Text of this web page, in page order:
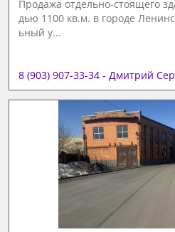
Продажа отдельно-стоящего
дью 1100 кв.м. в городе
ьный у...
8 (903) 907-33-34 - Дмитрий